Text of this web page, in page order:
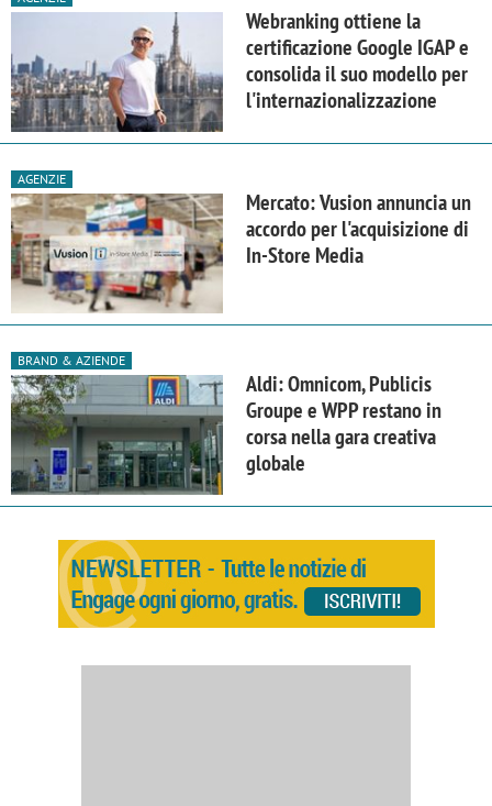
Webranking ottiene la
certificazione Google IGAP e
consolida il suo modello per
l'internazionalizzazione
AGENZIE
Mercato: Vusion annuncia un
accordo per l'acquisizione di
In-Store Media
BRAND & AZIENDE
Aldi: Omnicom, Publicis
Groupe e WPP restano in
corsa nella gara creativa
globale